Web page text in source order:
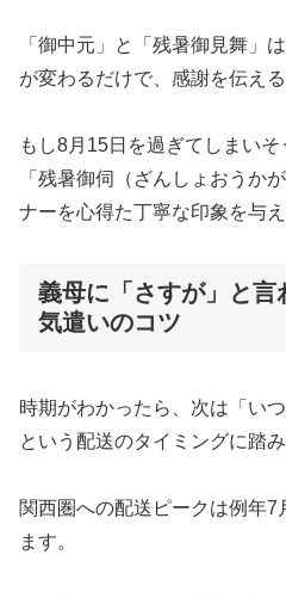
「御中元」と「残暑御見舞」
が変わるだけで、感謝を伝え
もし8月15日を過ぎてしまい
「残暑御伺（ざんしょおうか
ナーを心得た丁寧な印象を与
義母に「さすが」と言
気遣いのコツ
時期がわかったら、次は「い
という配送のタイミングに踏
関西圏への配送ピークは例年7
ます。